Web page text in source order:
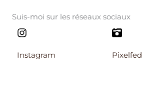
Suis-moi sur les réseaux sociaux
Instagram​ Pixelfed